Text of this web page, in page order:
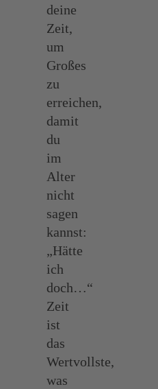
deine
Zeit,
um
Großes
zu
erreichen,
damit
du
im
Alter
nicht
sagen
kannst:
„Hätte
ich
doch…“
Zeit
ist
das
Wertvollste,
was